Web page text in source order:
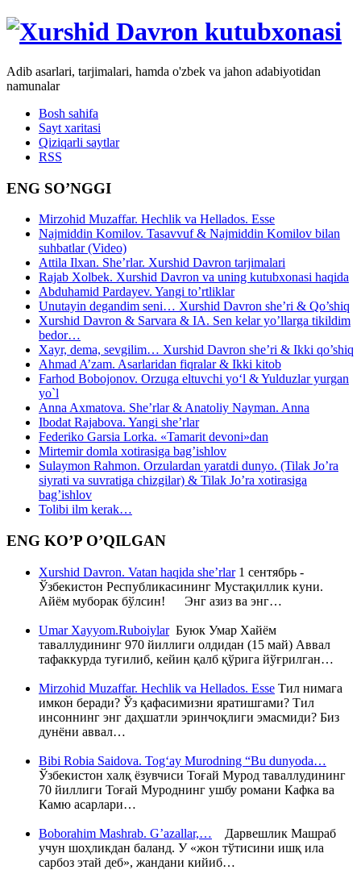
Adib asarlari, tarjimalari, hamda o'zbek va jahon adabiyotidan
namunalar
Bosh sahifa
Sayt xaritasi
Qiziqarli saytlar
RSS
ENG SO’NGGI
Mirzohid Muzaffar. Hechlik va Hellados. Esse
Najmiddin Komilov. Tasavvuf & Najmiddin Komilov bilan
suhbatlar (Video)
Attila Ilxan. She’rlar. Xurshid Davron tarjimalari
Rajab Xolbek. Xurshid Davron va uning kutubxonasi haqida
Abduhamid Pardayev. Yangi to’rtliklar
Unutayin degandim seni… Xurshid Davron she’ri & Qo’shiq
Xurshid Davron & Sarvara & IA. Sen kelar yo’llarga tikildim
bedor…
Xayr, dema, sevgilim… Xurshid Davron she’ri & Ikki qo’shiq
Ahmad A’zam. Asarlaridan fiqralar & Ikki kitob
Farhod Bobojonov. Orzuga eltuvchi yo‘l & Yulduzlar yurgan
yo`l
Anna Axmatova. She’rlar & Anatoliy Nayman. Anna
Ibodat Rajabova. Yangi she’rlar
Federiko Garsia Lorka. «Tamarit devoni»dan
Mirtemir domla xotirasiga bag’ishlov
Sulaymon Rahmon. Orzulardan yaratdi dunyo. (Tilak Jo’ra
siyrati va suvratiga chizgilar) & Tilak Jo’ra xotirasiga
bag’ishlov
Tolibi ilm kerak…
ENG KO’P O’QILGAN
Xurshid Davron. Vatan haqida she’rlar1 сентябрь -
Ўзбекистон Республикасининг Мустақиллик куни.
Айём муборак бўлсин! Энг азиз ва энг…
Umar Xayyom.RuboiylarБуюк Умар Хайём
таваллудининг 970 йиллиги олдидан (15 май) Аввал
тафаккурда туғилиб, кейин қалб қўрига йўғрилган…
Mirzohid Muzaffar. Hechlik va Hellados. Esse Тил нимага
имкон беради? Ўз қафасимизни яратишгами? Тил
инсоннинг энг даҳшатли эринчоқлиги эмасмиди? Биз
дунёни аввал…
Bibi Robia Saidova. Tog‘ay Murodning “Bu dunyoda…
Ўзбекистон халқ ёзувчиси Тоғай Мурод таваллудининг
70 йиллиги Тоғай Муроднинг ушбу романи Кафка ва
Камю асарлари…
Boborahim Mashrab. G’azallar,… Дарвешлик Машраб
учун шоҳликдан баланд. У «жон тўтисини ишқ ила
сарбоз этай деб», жандани кийиб…